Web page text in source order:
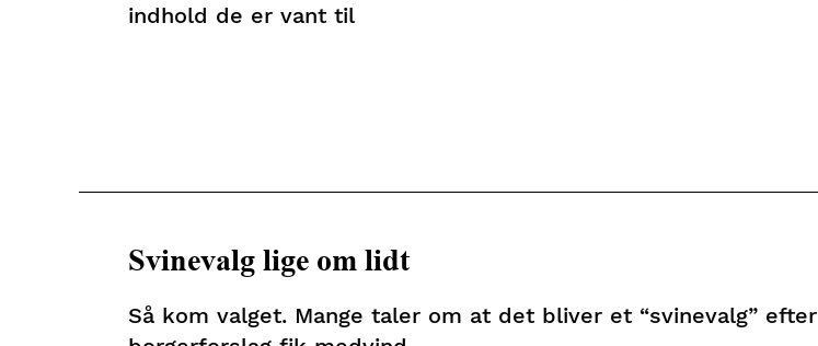
indhold de er vant til
Svinevalg lige om lidt
Så kom valget. Mange taler om at det bliver et “svinevalg” efter